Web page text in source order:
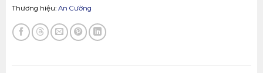
Thương hiệu: An Cường